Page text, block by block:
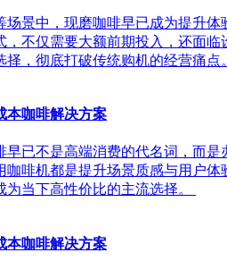
景中，现磨咖啡早已成为提升
，不仅需要大额前期投入，还面
，彻底打破传统购机的经营痛点
本咖啡解决方案
已不是高端消费的代名词，而
啡机都是提升场景质感与用户
当下高性价比的主流选择。
本咖啡解决方案